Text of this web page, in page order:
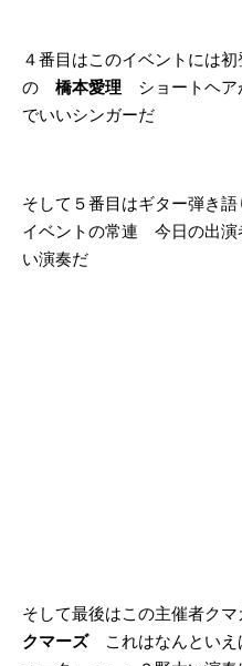
４番目はこのイベントには
の 橋本愛理 ショートヘア
でいいシンガーだ
そして５番目はギター弾き
イベントの常連 今日の出演
い演奏だ
そして最後はこの主催者ク
クマーズこれはなんといえ